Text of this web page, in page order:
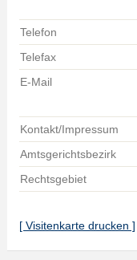
Telefon
Telefax
E-Mail
Kontakt/Impressum
Amtsgerichtsbezirk
Rechtsgebiet
[ Visitenkarte drucken ]